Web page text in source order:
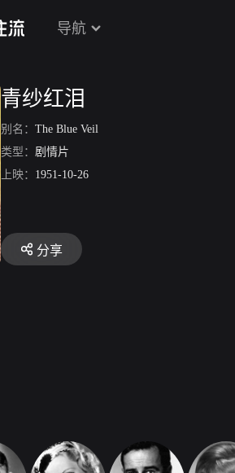
导航
青纱红泪
别名： The Blue Veil
类型： 剧情片
上映： 1951-10-26
分享